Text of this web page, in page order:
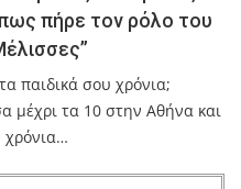
πήρε τον ρόλο του
παιδικά σου χρόνια;
μέχρι τα 10 στην Αθήνα και
χρόνια…